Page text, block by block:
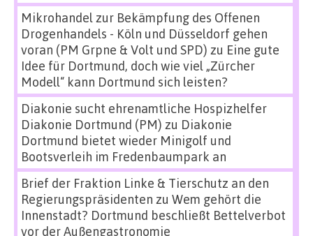
Mikrohandel zur Bekämpfung des Offenen
Drogenhandels - Köln und Düsseldorf gehen
voran (PM Grpne & Volt und SPD) zu Eine gute
Idee für Dortmund, doch wie viel „Zürcher
Modell“ kann Dortmund sich leisten?
Diakonie sucht ehrenamtliche Hospizhelfer
Diakonie Dortmund (PM) zu Diakonie
Dortmund bietet wieder Minigolf und
Bootsverleih im Fredenbaumpark an
Brief der Fraktion Linke & Tierschutz an den
Regierungspräsidenten zu Wem gehört die
Innenstadt? Dortmund beschließt Bettelverbot
vor der Außengastronomie